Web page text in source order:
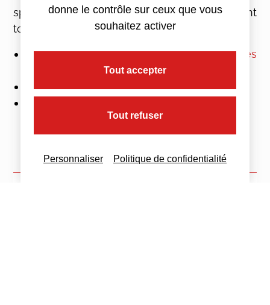
spécifiques par métiers sont également
toujours de rigueur.
Protocole sanitaire renforcé pour les
Protocole national en entreprise
donne le contrôle sur ceux que vous
souhaitez activer
Tout accepter
Tout refuser
Personnaliser Politique de confidentialité